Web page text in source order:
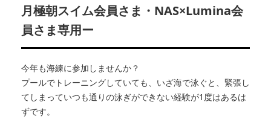
月極朝スイム会員さま・NAS×Lumina会
員さま専用ー
今年も海練に参加しませんか？
プールでトレーニングしていても、いざ海で泳ぐと、緊張し
てしまっていつも通りの泳ぎができない経験が1度はあるは
ずです。